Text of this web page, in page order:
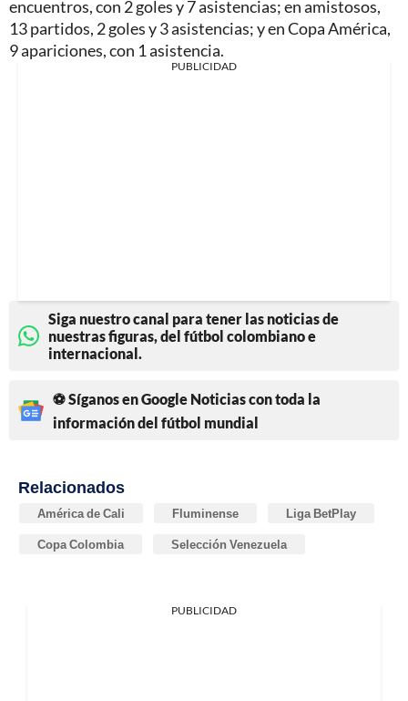
encuentros, con 2 goles y 7 asistencias; en amistosos,
13 partidos, 2 goles y 3 asistencias; y en Copa América,
9 apariciones, con 1 asistencia.
PUBLICIDAD
Siga nuestro canal para tener las noticias de
nuestras figuras, del fútbol colombiano e
internacional.
⚽ Síganos en Google Noticias con toda la
información del fútbol mundial
Relacionados
América de Cali Fluminense Liga BetPlay
Copa Colombia Selección Venezuela
PUBLICIDAD